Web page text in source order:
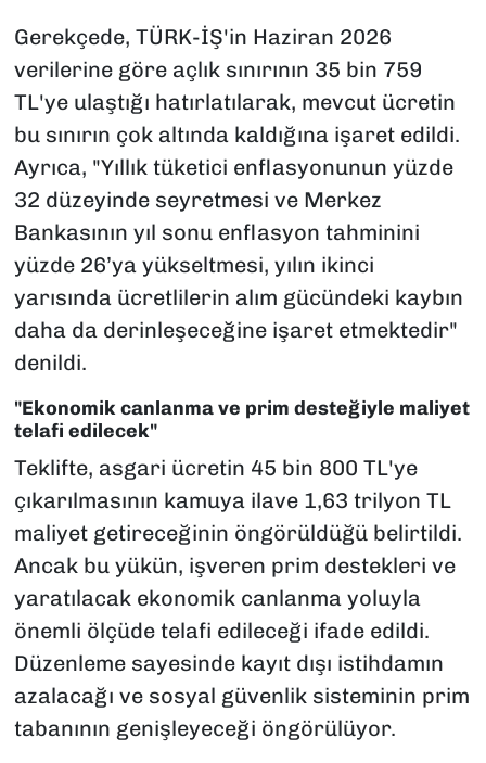
Gerekçede, TÜRK-İŞ'in Haziran 2026
verilerine göre açlık sınırının 35 bin 759
TL'ye ulaştığı hatırlatılarak, mevcut ücretin
bu sınırın çok altında kaldığına işaret edildi.
Ayrıca, "Yıllık tüketici enflasyonunun yüzde
32 düzeyinde seyretmesi ve Merkez
Bankasının yıl sonu enflasyon tahminini
yüzde 26’ya yükseltmesi, yılın ikinci
yarısında ücretlilerin alım gücündeki kaybın
daha da derinleşeceğine işaret etmektedir"
denildi.
"Ekonomik canlanma ve prim desteğiyle maliyet
telafi edilecek"
Teklifte, asgari ücretin 45 bin 800 TL'ye
çıkarılmasının kamuya ilave 1,63 trilyon TL
maliyet getireceğinin öngörüldüğü belirtildi.
Ancak bu yükün, işveren prim destekleri ve
yaratılacak ekonomik canlanma yoluyla
önemli ölçüde telafi edileceği ifade edildi.
Düzenleme sayesinde kayıt dışı istihdamın
azalacağı ve sosyal güvenlik sisteminin prim
tabanının genişleyeceği öngörülüyor.